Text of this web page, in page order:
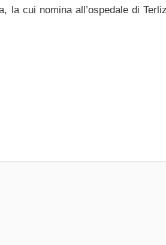
la cui nomina all’ospedale di